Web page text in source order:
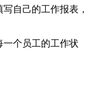
自己的工作报表，
一个员工的工作状